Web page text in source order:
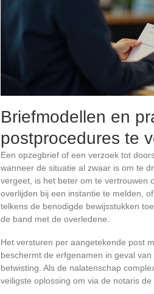
Briefmodellen en
postprocedures te
Een opzegbrief of een verzoek tot
wanneer de situatie al zwaar is om te
vergeet, is het beter om te vertrouwen
overlijden bij een instantie te melden,
telkens de benodigde bewijsstukken
de band met de overledene.
Het versturen per aangetekende post
beschermt de erfgenamen in geval
betwisting. Als de nalatenschap
veiligste oplossing om via de notaris